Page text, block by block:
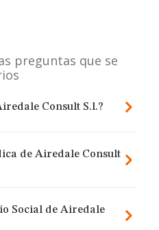
preguntas que se
Consult S.l.?
de Airedale Consult
Social de Airedale